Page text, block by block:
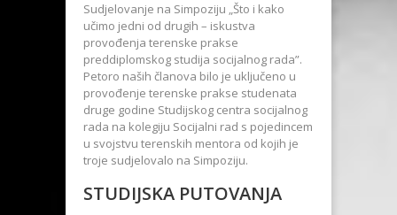
Sudjelovanje na Simpoziju „Što i kako
učimo jedni od drugih – iskustva
provođenja terenske prakse
preddiplomskog studija socijalnog rada”.
Petoro naših članova bilo je uključeno u
provođenje terenske prakse studenata
druge godine Studijskog centra socijalnog
rada na kolegiju Socijalni rad s pojedincem
u svojstvu terenskih mentora od kojih je
troje sudjelovalo na Simpoziju.
STUDIJSKA PUTOVANJA